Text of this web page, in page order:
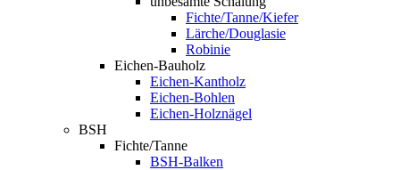
Fichte/Tanne/Kiefer
Lärche/Douglasie
Robinie
Eichen-Bauholz
Eichen-Kantholz
Eichen-Bohlen
Eichen-Holznägel
BSH
Fichte/Tanne
BSH-Balken